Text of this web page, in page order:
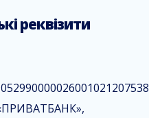
реквізити